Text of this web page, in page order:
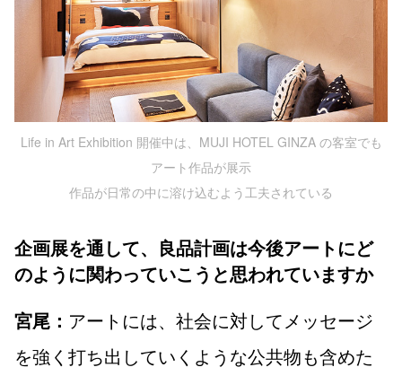
Life in Art Exhibition 開催中は、MUJI HOTEL GINZA の客室でも
アート作品が展示
作品が日常の中に溶け込むよう工夫されている
企画展を通して、良品計画は今後アートにど
のように関わっていこうと思われていますか
宮尾： アートには、社会に対してメッセージ
を強く打ち出していくような公共物も含めた